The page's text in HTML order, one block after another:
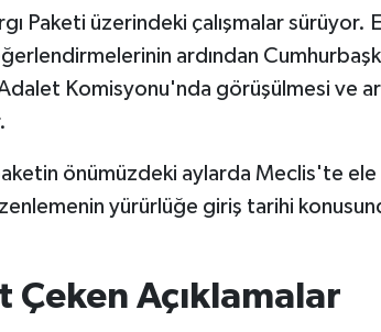
Paketi üzerindeki çalışmalar sürüyor.
ardından
Komisyonu'nda görüşülmesi ve
önümüzdeki aylarda Meclis'te ele
yürürlüğe giriş tarihi
Açıklamalar